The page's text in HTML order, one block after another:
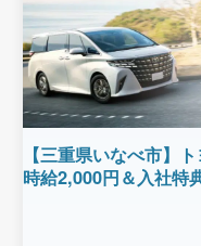
【三重県いなべ市】
時給2,000円＆入社特